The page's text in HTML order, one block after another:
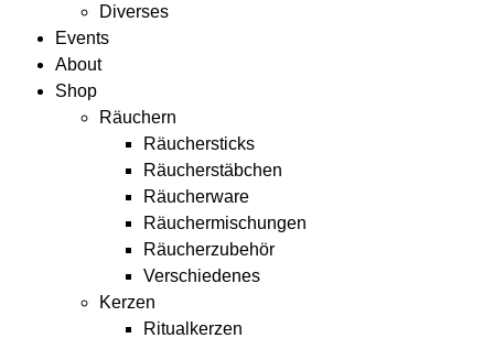
Diverses
Events
About
Shop
Räuchern
Räuchersticks
Räucherstäbchen
Räucherware
Räuchermischungen
Räucherzubehör
Verschiedenes
Kerzen
Ritualkerzen